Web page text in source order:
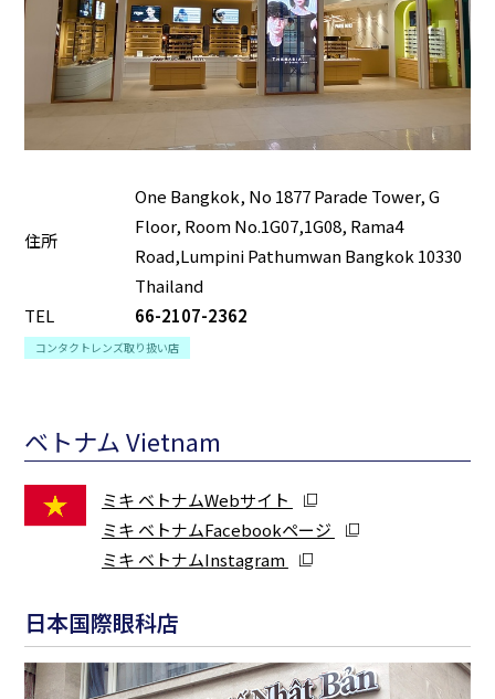
住所
One Bangkok, No 1877 Parade Tower, G
Floor, Room No.1G07,1G08, Rama4
Road,Lumpini Pathumwan Bangkok 10330
Thailand
TEL
66-2107-2362
コンタクトレンズ取り扱い店
ベトナム Vietnam
ミキ ベトナムWebサイト
ミキ ベトナムFacebookページ
ミキ ベトナムInstagram
日本国際眼科店